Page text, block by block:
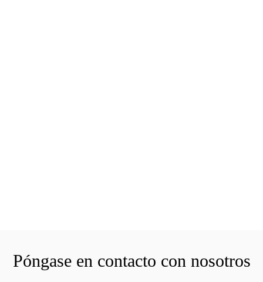
Póngase en contacto con nosotros